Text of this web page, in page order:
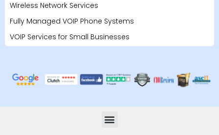
Wireless Network Services
Fully Managed VOIP Phone Systems
VOIP Services for Small Businesses